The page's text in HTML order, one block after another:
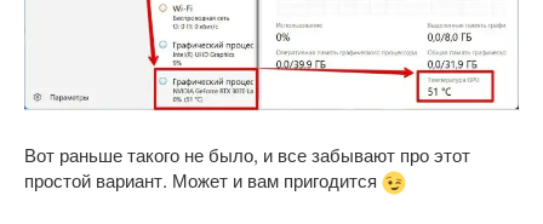
Вот раньше такого не было, и все забывают про этот
простой вариант. Может и вам пригодится